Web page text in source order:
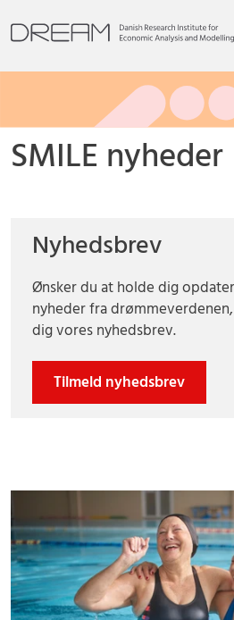
SMILE nyheder
Nyhedsbrev
Ønsker du at holde dig
nyheder fra
dig vores nyhedsbrev.
Tilmeld nyhedsbrev